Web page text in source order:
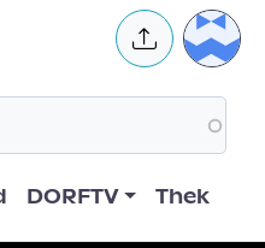
User
DORFTV Thek